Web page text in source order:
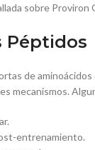
sobre Proviron
Péptidos
de
mecanismos.
entrenamiento.